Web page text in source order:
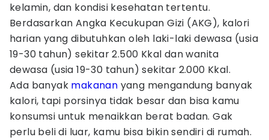
kelamin, dan kondisi kesehatan tertentu.
Berdasarkan Angka Kecukupan Gizi (AKG), kalori
harian yang dibutuhkan oleh laki-laki dewasa (usia
19-30 tahun) sekitar 2.500 Kkal dan wanita
dewasa (usia 19-30 tahun) sekitar 2.000 Kkal.
Ada banyak makanan yang mengandung banyak
kalori, tapi porsinya tidak besar dan bisa kamu
konsumsi untuk menaikkan berat badan. Gak
perlu beli di luar, kamu bisa bikin sendiri di rumah.